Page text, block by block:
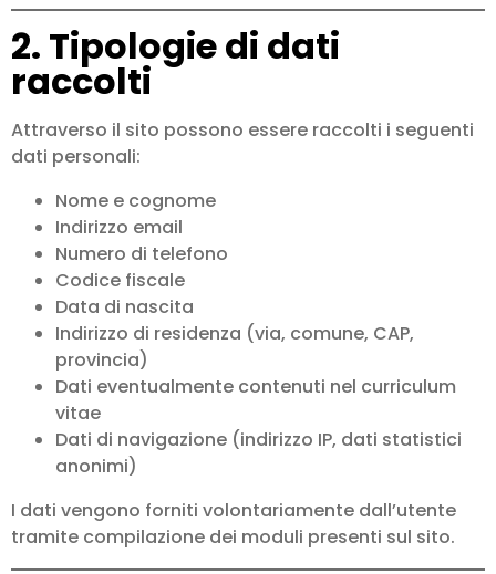
2. Tipologie di dati
raccolti
Attraverso il sito possono essere raccolti i seguenti
dati personali:
Nome e cognome
Indirizzo email
Numero di telefono
Codice fiscale
Data di nascita
Indirizzo di residenza (via, comune, CAP,
provincia)
Dati eventualmente contenuti nel curriculum
vitae
Dati di navigazione (indirizzo IP, dati statistici
anonimi)
I dati vengono forniti volontariamente dall’utente
tramite compilazione dei moduli presenti sul sito.